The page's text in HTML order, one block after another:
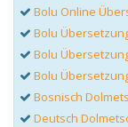
Bolu Online
Bolu
Bolu
Bolu
Bosnisch
Deutsch